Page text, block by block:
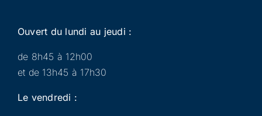
Ouvert du lundi au jeudi :
de 8h45 à 12h00
et de 13h45 à 17h30
Le vendredi :